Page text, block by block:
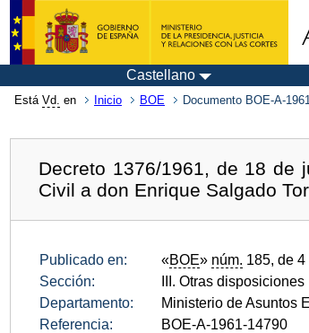
Castellano
Está Vd. en Inicio BOE Documento BOE-A-
Decreto 1376/1961, de 18 de
Civil a don Enrique Salgado
Publicado en: «BOE» núm. 185, de
Sección:
III. Otras disposiciones
Departamento:
Ministerio de Asuntos
Referencia:
BOE-A-1961-14790